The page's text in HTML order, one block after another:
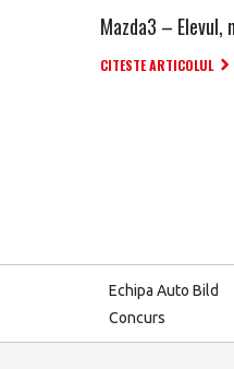
Mazda3 – Elevul,
CITESTE ARTICOLUL
Echipa Auto Bild
Concurs